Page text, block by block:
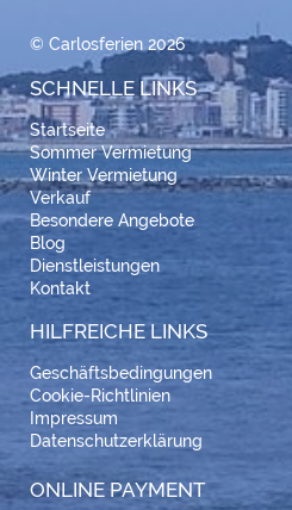
© Carlosferien 2026
SCHNELLE LINKS
Startseite
Sommer Vermietung
Winter Vermietung
Verkauf
Besondere Angebote
Blog
Dienstleistungen
Kontakt
HILFREICHE LINKS
Geschäftsbedingungen
Cookie-Richtlinien
Impressum
Datenschutzerklärung
ONLINE PAYMENT